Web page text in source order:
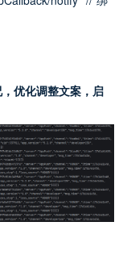
优化调整文案，启